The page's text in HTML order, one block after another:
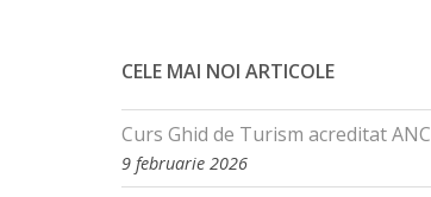
CELE MAI NOI ARTICOLE
Curs Ghid de Turism acreditat ANC
9 februarie 2026